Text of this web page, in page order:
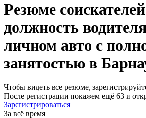
Резюме
должность
личном авто с
занятостью в
Чтобы видеть все резюме,
После регистрации покажем ещё 63 и
Зарегистрироваться
За всё время